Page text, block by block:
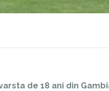
de 18 ani din